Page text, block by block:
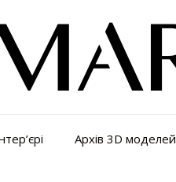
Архів 3D моделей